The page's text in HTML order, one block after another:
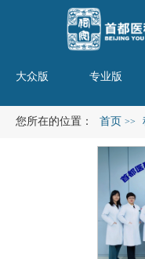
大众版 专业版
您所在的位置： 首页 >>